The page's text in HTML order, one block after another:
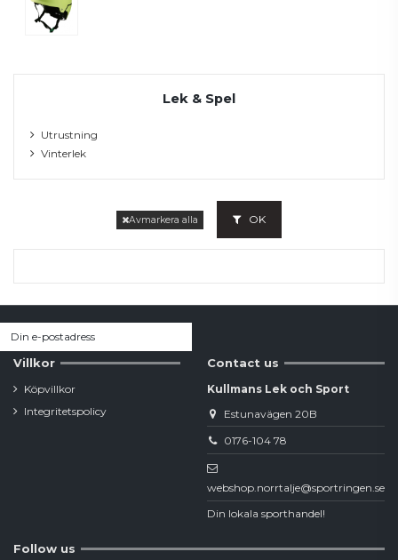
Lek & Spel
Utrustning
Vinterlek
Avmarkera alla OK
Villkor
Köpvillkor
Integritetspolicy
Contact us
Kullmans Lek och Sport
Estunavägen 20B
0176-104 78
webshop.norrtalje@sportringen.se
Din lokala sporthandel!
Follow us